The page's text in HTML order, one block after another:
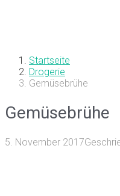
Startseite
Drogerie
Gemüsebrühe
Gemüsebrühe
5. November 2017